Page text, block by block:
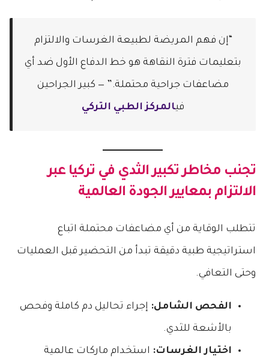
“إن فهم المريضة لطبيعة الغرسات والالتزام
بتعليمات فترة النقاهة هو خط الدفاع الأول ضد أي
مضاعفات جراحية محتملة.” — كبير الجراحين
فيالمركز الطبي التركي
تجنب مخاطر تكبير الثدي في تركيا عبر
الالتزام بمعايير الجودة العالمية
تتطلب الوقاية من أي مضاعفات محتملة اتباع
استراتيجية طبية دقيقة تبدأ من التحضير قبل العمليات
وحتى التعافي.
الفحص الشامل: إجراء تحاليل دم كاملة وفحص
بالأشعة للثدي.
اختيار الغرسات: استخدام ماركات عالمية